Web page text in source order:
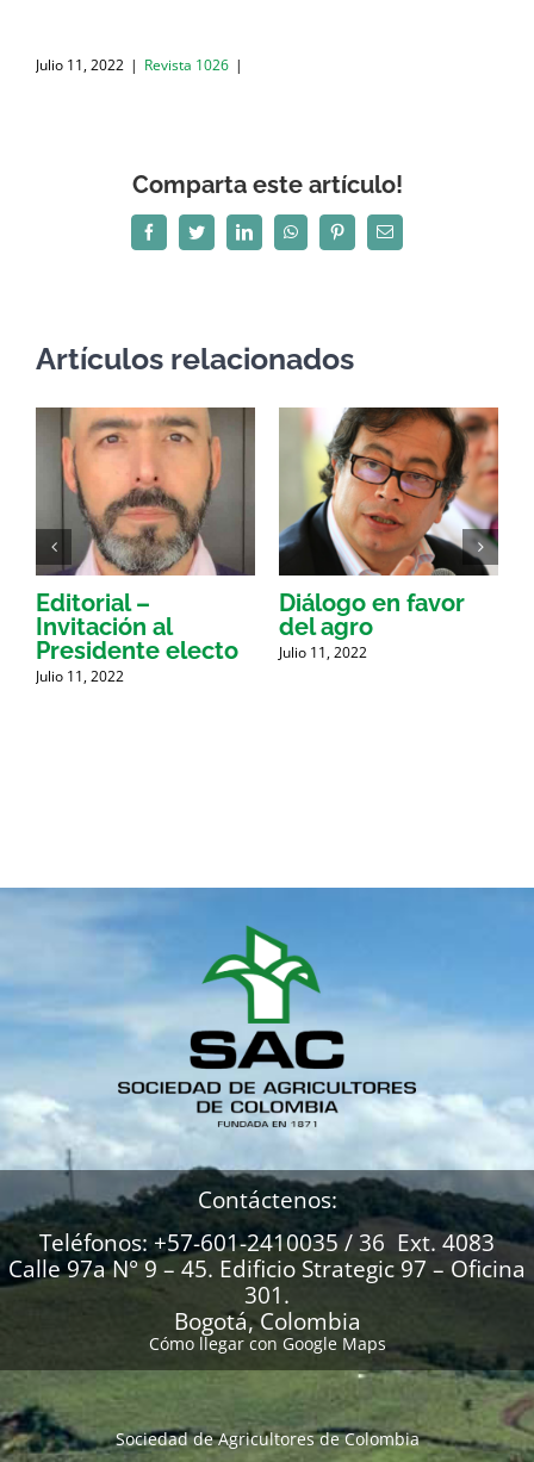
Julio 11, 2022 | Revista 1026 |
Comparta este artículo!
FacebookTwitterLinkedInWhatsAppPinterestCorreo
electrónico
Artículos relacionados
Editorial –
Invitación al
Presidente electo
Julio 11, 2022
Diálogo en favor
del agro
Julio 11, 2022
Contáctenos:
Teléfonos: +57-601-2410035 / 36 Ext. 4083
Calle 97a N° 9 – 45. Edificio Strategic 97 – Oficina
301.
Bogotá, Colombia
Cómo llegar con Google Maps
Sociedad de Agricultores de Colombia